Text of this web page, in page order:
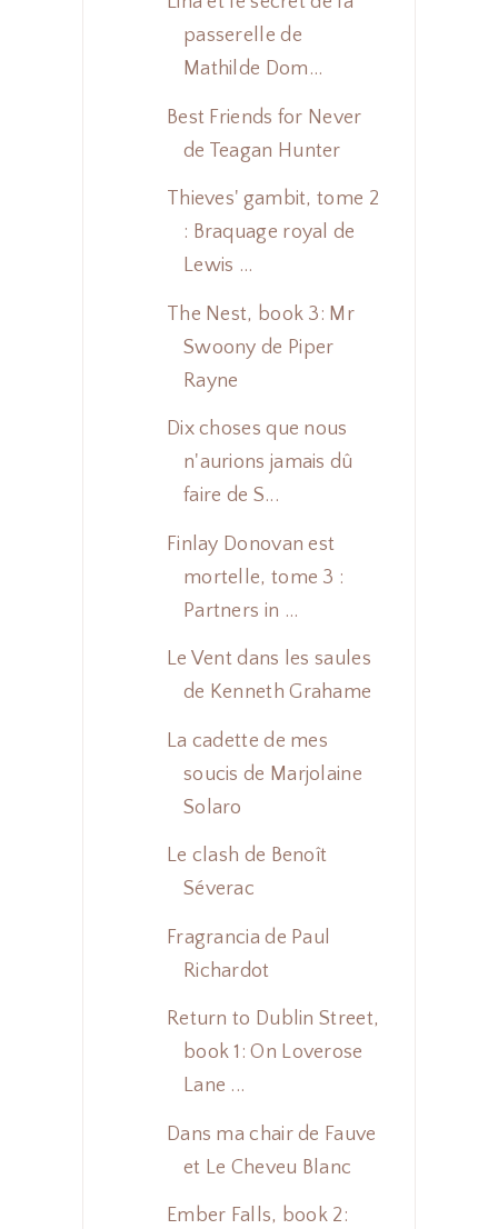
passerelle de
Mathilde Dom...
Best Friends for Never
de Teagan Hunter
Thieves' gambit, tome 2
: Braquage royal de
Lewis ...
The Nest, book 3: Mr
Swoony de Piper
Rayne
Dix choses que nous
n'aurions jamais dû
faire de S...
Finlay Donovan est
mortelle, tome 3 :
Partners in ...
Le Vent dans les saules
de Kenneth Grahame
La cadette de mes
soucis de Marjolaine
Solaro
Le clash de Benoît
Séverac
Fragrancia de Paul
Richardot
Return to Dublin Street,
book 1: On Loverose
Lane ...
Dans ma chair de Fauve
et Le Cheveu Blanc
Ember Falls, book 2: